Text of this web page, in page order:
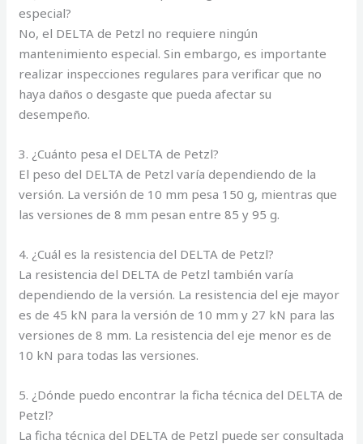
especial?
No, el DELTA de Petzl no requiere ningún
mantenimiento especial. Sin embargo, es importante
realizar inspecciones regulares para verificar que no
haya daños o desgaste que pueda afectar su
desempeño.
3. ¿Cuánto pesa el DELTA de Petzl?
El peso del DELTA de Petzl varía dependiendo de la
versión. La versión de 10 mm pesa 150 g, mientras que
las versiones de 8 mm pesan entre 85 y 95 g.
4. ¿Cuál es la resistencia del DELTA de Petzl?
La resistencia del DELTA de Petzl también varía
dependiendo de la versión. La resistencia del eje mayor
es de 45 kN para la versión de 10 mm y 27 kN para las
versiones de 8 mm. La resistencia del eje menor es de
10 kN para todas las versiones.
5. ¿Dónde puedo encontrar la ficha técnica del DELTA de
Petzl?
La ficha técnica del DELTA de Petzl puede ser consultada